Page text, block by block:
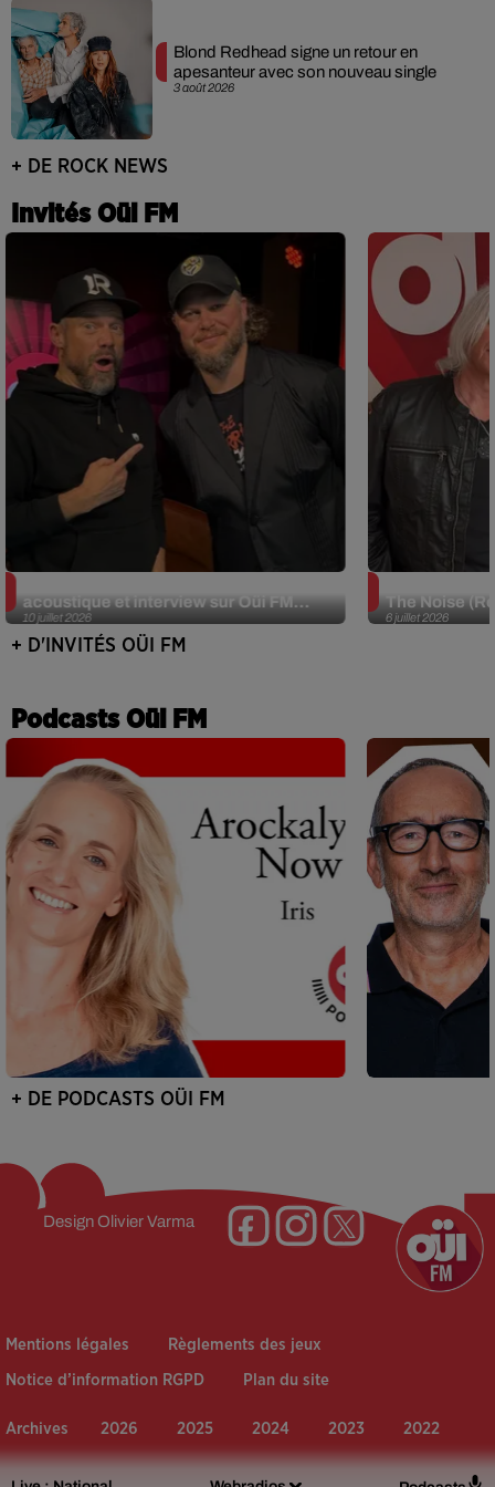
3 août 2026
Blond Redhead signe un retour en
apesanteur avec son nouveau single
+ DE ROCK NEWS
Invités Oüi FM
10 juillet 2026
acoustique et interview sur Oüi FM...
6 juillet 2026
The Noise
+ D'INVITÉS OÜI FM
Podcasts Oüi FM
+ DE PODCASTS OÜI FM
Design Olivier Varma
Mentions légales Règlements des jeux
Notice d’information RGPD Plan du site
Archives 2026 2025 2024 2023 2022